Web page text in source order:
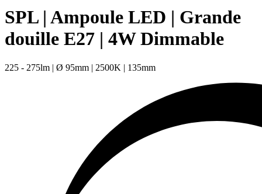
SPL | Ampoule LED | Grande
douille E27 | 4W Dimmable
225 - 275lm | Ø 95mm | 2500K | 135mm